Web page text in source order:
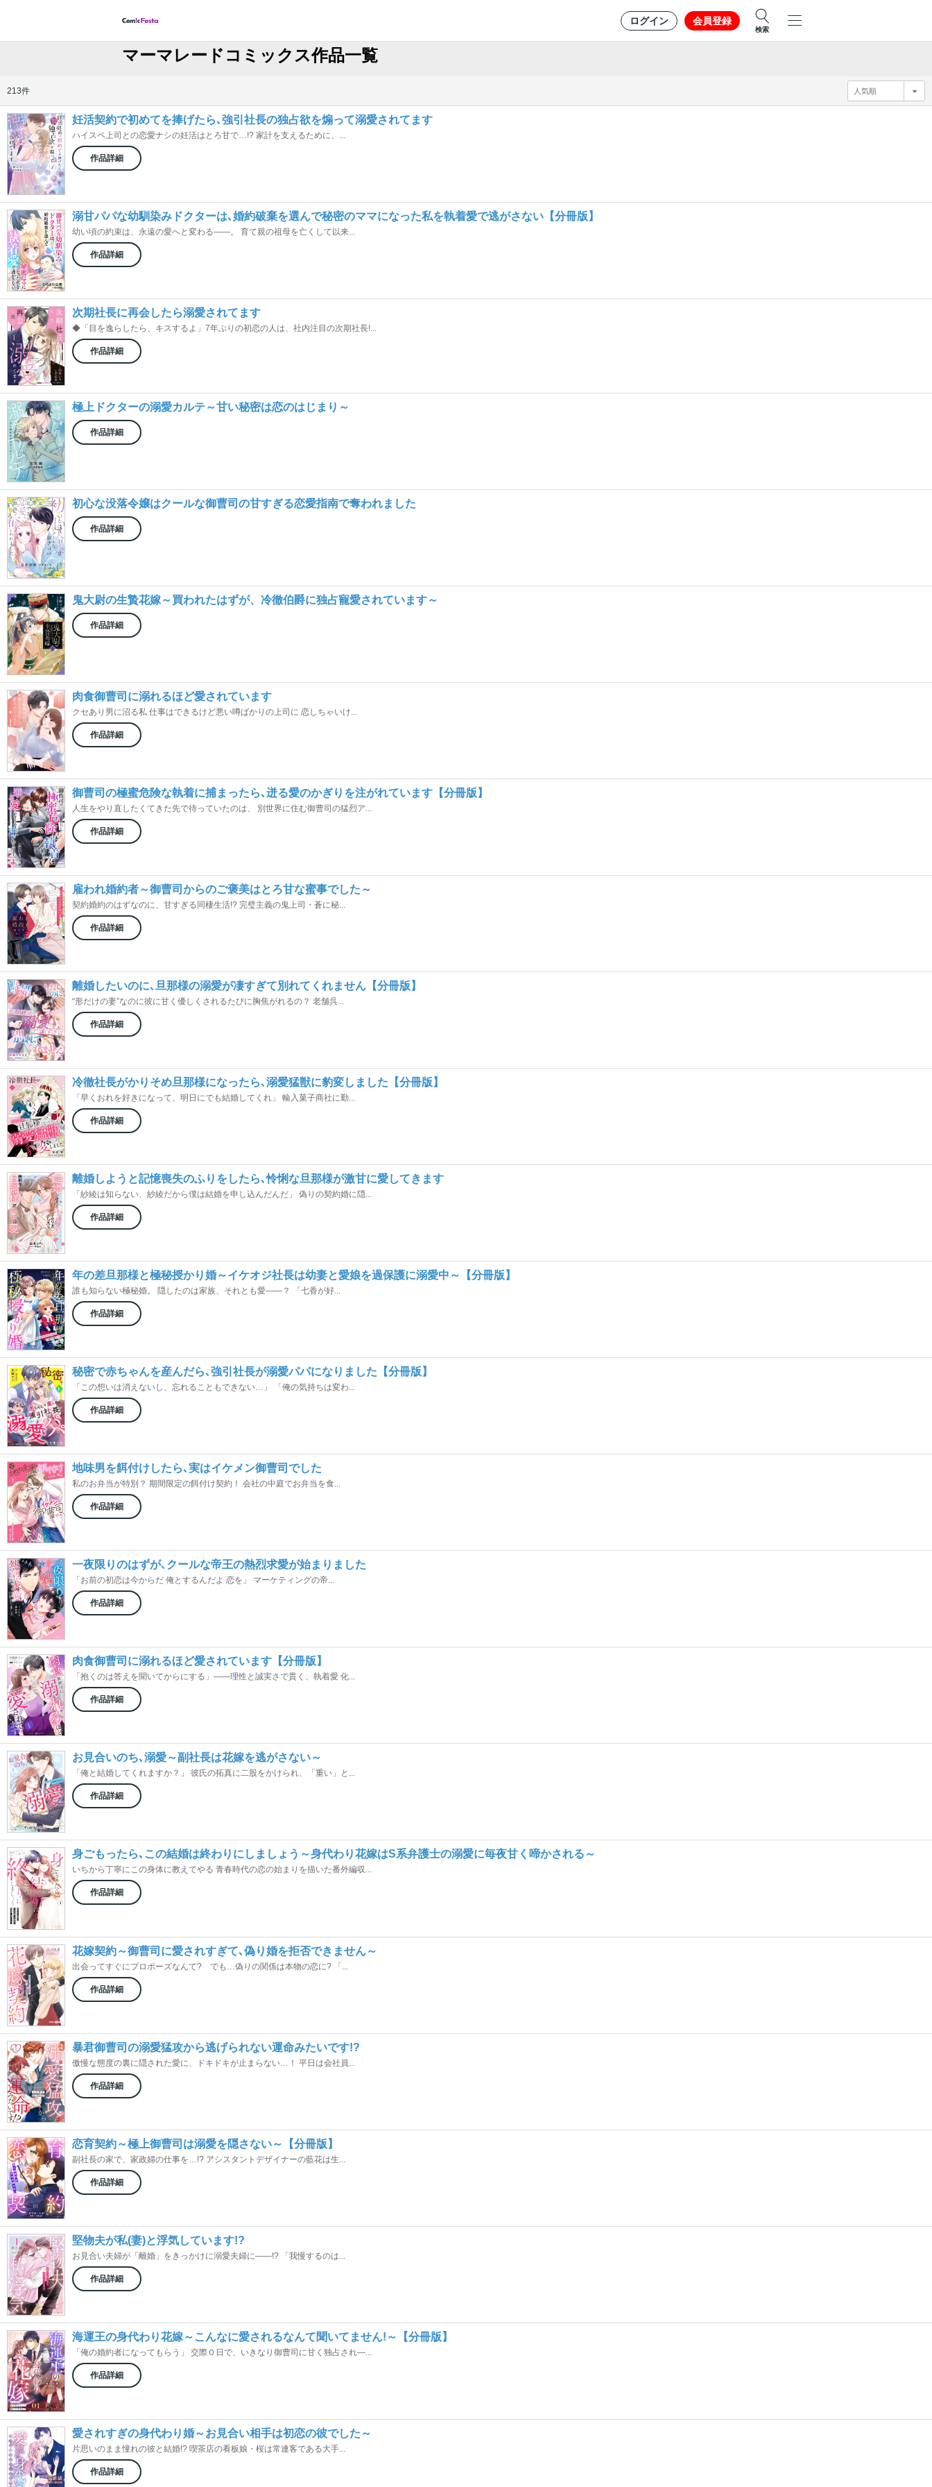
ログイン 会員登録
検索
マーマレードコミックス作品一覧
213件
妊活契約で初めてを捧げたら､強引社長の独占欲を煽って溺愛されてます
ハイスペ上司との恋愛ナシの妊活はとろ甘で…!? 家計を支えるために、...
作品詳細
溺甘パパな幼馴染みドクターは､婚約破棄を選んで秘密のママになった私を執着愛で逃がさない【分冊版】
幼い頃の約束は、永遠の愛へと変わる――。 育て親の祖母を亡くして以来...
作品詳細
次期社長に再会したら溺愛されてます
◆「目を逸らしたら、キスするよ」7年ぶりの初恋の人は、社内注目の次期社長!...
作品詳細
極上ドクターの溺愛カルテ～甘い秘密は恋のはじまり～
作品詳細
初心な没落令嬢はクールな御曹司の甘すぎる恋愛指南で奪われました
作品詳細
鬼大尉の生贄花嫁～買われたはずが、冷徹伯爵に独占寵愛されています～
作品詳細
肉食御曹司に溺れるほど愛されています
クセあり男に沼る私 仕事はできるけど悪い噂ばかりの上司に 恋しちゃいけ...
作品詳細
御曹司の極蜜危険な執着に捕まったら､迸る愛のかぎりを注がれています【分冊版】
人生をやり直したくてきた先で待っていたのは、 別世界に住む御曹司の猛烈ア...
作品詳細
雇われ婚約者～御曹司からのご褒美はとろ甘な蜜事でした～
契約婚約のはずなのに、甘すぎる同棲生活!? 完璧主義の鬼上司・蒼に秘...
作品詳細
離婚したいのに､旦那様の溺愛が凄すぎて別れてくれません【分冊版】
“形だけの妻”なのに彼に甘く優しくされるたびに胸焦がれるの？ 老舗呉...
作品詳細
冷徹社長がかりそめ旦那様になったら､溺愛猛獣に豹変しました【分冊版】
「早くおれを好きになって、明日にでも結婚してくれ」 輸入菓子商社に勤...
作品詳細
離婚しようと記憶喪失のふりをしたら､怜悧な旦那様が激甘に愛してきます
「紗綾は知らない、紗綾だから僕は結婚を申し込んだんだ」 偽りの契約婚に隠...
作品詳細
年の差旦那様と極秘授かり婚～イケオジ社長は幼妻と愛娘を過保護に溺愛中～【分冊版】
誰も知らない極秘婚。 隠したのは家族、それとも愛――？ 「七香が好...
作品詳細
秘密で赤ちゃんを産んだら､強引社長が溺愛パパになりました【分冊版】
「この想いは消えないし、忘れることもできない…」 「俺の気持ちは変わ...
作品詳細
地味男を餌付けしたら､実はイケメン御曹司でした
私のお弁当が特別？ 期間限定の餌付け契約！ 会社の中庭でお弁当を食...
作品詳細
一夜限りのはずが､クールな帝王の熱烈求愛が始まりました
「お前の初恋は今からだ 俺とするんだよ 恋を」 マーケティングの帝...
作品詳細
肉食御曹司に溺れるほど愛されています【分冊版】
「抱くのは答えを聞いてからにする」――理性と誠実さで貫く、執着愛 化...
作品詳細
お見合いのち､溺愛～副社長は花嫁を逃がさない～
「俺と結婚してくれますか？」 彼氏の拓真に二股をかけられ、「重い」と...
作品詳細
身ごもったら､この結婚は終わりにしましょう～身代わり花嫁はS系弁護士の溺愛に毎夜甘く啼かされる～
いちから丁寧にこの身体に教えてやる 青春時代の恋の始まりを描いた番外編収...
作品詳細
花嫁契約～御曹司に愛されすぎて､偽り婚を拒否できません～
出会ってすぐにプロポーズなんて? でも…偽りの関係は本物の恋に? 「...
作品詳細
暴君御曹司の溺愛猛攻から逃げられない運命みたいです!?
傲慢な態度の裏に隠された愛に、ドキドキが止まらない…！ 平日は会社員...
作品詳細
恋育契約～極上御曹司は溺愛を隠さない～【分冊版】
副社長の家で、家政婦の仕事を…!? アシスタントデザイナーの藍花は生...
作品詳細
堅物夫が私(妻)と浮気しています!?
お見合い夫婦が「離婚」をきっかけに溺愛夫婦に――!? 「我慢するのは...
作品詳細
海運王の身代わり花嫁～こんなに愛されるなんて聞いてません!～【分冊版】
「俺の婚約者になってもらう」 交際０日で、いきなり御曹司に甘く独占され―...
作品詳細
愛されすぎの身代わり婚～お見合い相手は初恋の彼でした～
片思いのまま憧れの彼と結婚!? 喫茶店の看板娘・桜は常連客である大手...
作品詳細